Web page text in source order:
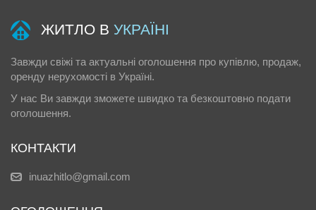
ЖИТЛО В УКРАЇНІ
Завжди свіжі та актуальні оголошення про купівлю, продаж,
оренду нерухомості в Україні.
У нас Ви завжди зможете швидко та безкоштовно подати
оголошення.
КОНТАКТИ
inuazhitlo@gmail.com